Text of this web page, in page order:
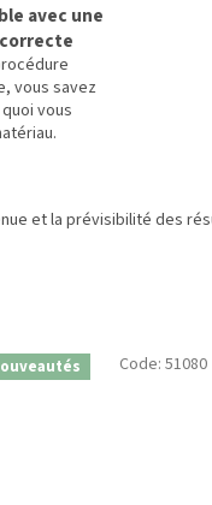
avec une
vous savez
vous
et la prévisibilité des
Code:51080